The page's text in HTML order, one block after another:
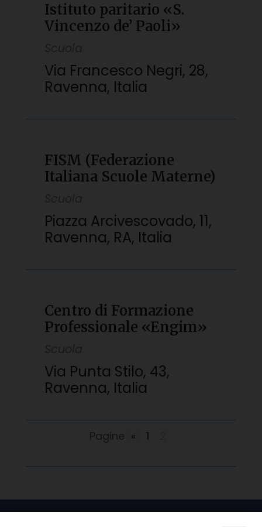
Istituto paritario «S.
Vincenzo de’ Paoli»
Via Francesco Negri, 28,
Ravenna, Italia
FISM (Federazione
Italiana Scuole Materne)
Piazza Arcivescovado, 11,
Ravenna, RA, Italia
Centro di Formazione
Professionale «Engim»
Via Punta Stilo, 43,
Ravenna, Italia
Pagine « 1